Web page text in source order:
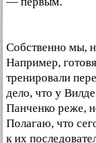
Собственно мы,
Например,
тренировали
дело, что у
Панченко реже,
Полагаю, что
к их